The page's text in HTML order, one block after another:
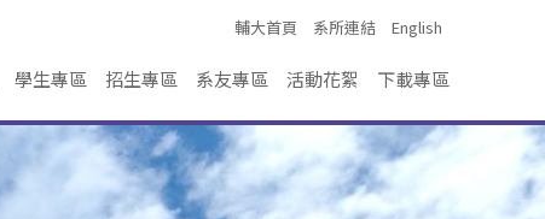
輔大首頁 系所連結 English
學生專區 招生專區 系友專區 活動花絮 下載專區